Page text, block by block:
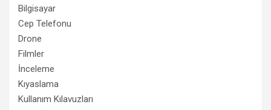
Bilgisayar
Cep Telefonu
Drone
Filmler
İnceleme
Kıyaslama
Kullanım Kılavuzları